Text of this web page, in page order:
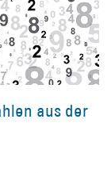
aus der